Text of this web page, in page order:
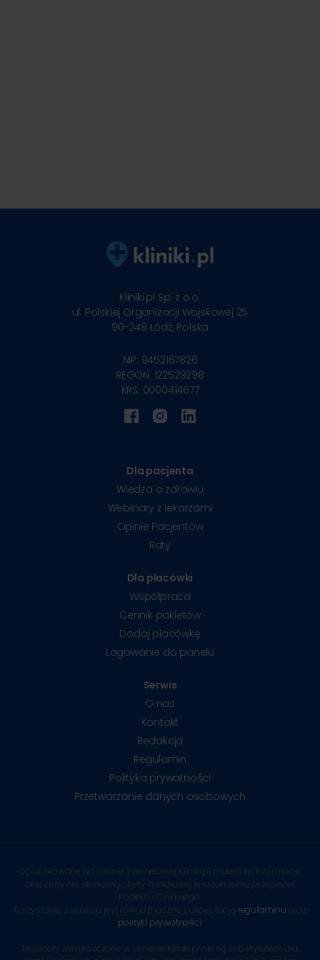
Kliniki.pl Sp. z o.o.
ul. Polskiej Organizacji Wojskowej 25
90-248 Łódź, Polska
NIP: 9452167826
REGON: 122529298
KRS: 0000414677
Dla pacjenta
Wiedza o zdrowiu
Webinary z lekarzami
Opinie Pacjentów
Raty
Dla placówki
Współpraca
Cennik pakietów
Dodaj placówkę
Logowanie do panelu
Serwis
O nas
Kontakt
Redakcja
Regulamin
Polityka prywatności
Przetwarzanie danych osobowych
Opublikowane na stronie internetowej Kliniki.pl materiały, informacje
oraz ceny nie stanowią oferty handlowej w rozumieniu przepisów
Kodeksu Cywilnego.
Korzystanie z serwisu jest równoznaczne z akceptacją regulaminu oraz
polityki prywatności
Materiały zamieszczone w serwisie Kliniki.pl nie są substytutem dla